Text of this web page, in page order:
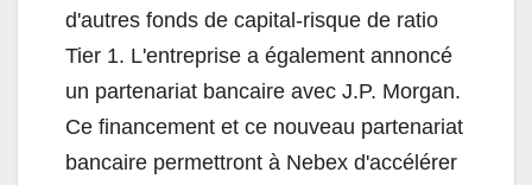
d'autres fonds de capital-risque de ratio
Tier 1. L'entreprise a également annoncé
un partenariat bancaire avec J.P. Morgan.
Ce financement et ce nouveau partenariat
bancaire permettront à Nebex d'accélérer